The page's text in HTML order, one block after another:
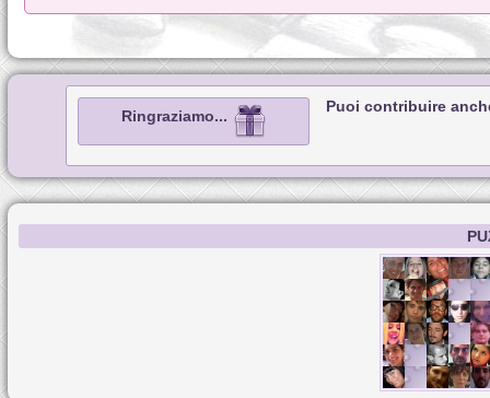
Ringraziamo...
Puoi contribuire